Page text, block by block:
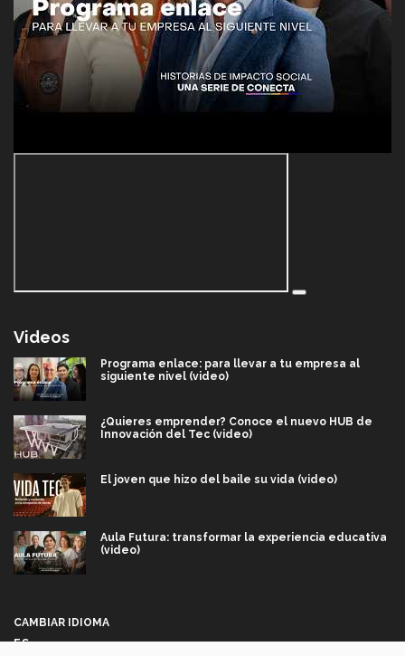
Videos
Programa enlace: para llevar a tu empresa al
siguiente nivel (video)
¿Quieres emprender? Conoce el nuevo HUB de
Innovación del Tec (video)
El joven que hizo del baile su vida (video)
Aula Futura: transformar la experiencia educativa
(video)
CAMBIAR IDIOMA
ES